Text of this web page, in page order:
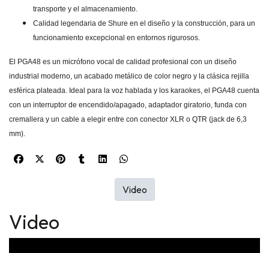
transporte y el almacenamiento.
Calidad legendaria de Shure en el diseño y la construcción, para un
funcionamiento excepcional en entornos rigurosos.
El PGA48 es un micrófono vocal de calidad profesional con un diseño
industrial moderno, un acabado metálico de color negro y la clásica rejilla
esférica plateada. Ideal para la voz hablada y los karaokes, el PGA48 cuenta
con un interruptor de encendido/apagado, adaptador giratorio, funda con
cremallera y un cable a elegir entre con conector XLR o QTR (jack de 6,3
mm).
Video
Video